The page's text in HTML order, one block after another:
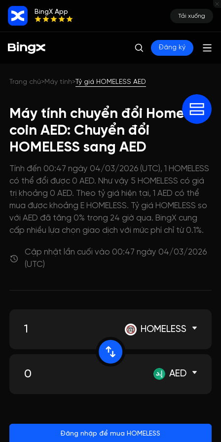
BingX App
Tải xuống
Đăng ký
Trang chủ>Máy tính>Tỷ giá HOMELESS AED
Máy tính chuyển đổi Homeless
coin AED: Chuyển đổi
HOMELESS sang AED
Tính đến 00:47 ngày 04/03/2026 (UTC), 1 HOMELESS
có thể đổi được 0 AED. Như vậy 5 HOMELESS có giá
trị khoảng 0 AED. Theo tỷ giá hiện tại, 1 AED có thể
mua được khoảng E HOMELESS. Tỷ giá HOMELESS so
với AED đã tăng 0% trong 24 giờ qua. BingX cung
cấp nhiều lựa chọn giao dịch với mức phí chỉ từ 0.1%.
Cập nhật lần cuối vào 00:47 ngày 04/03/2026
(UTC)
HOMELESS
AED
Đăng nhập để mua HOMELESS